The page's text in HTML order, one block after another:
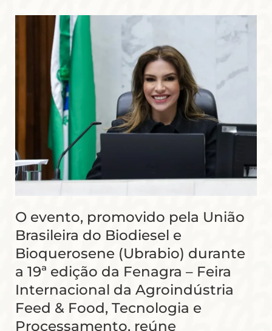
O evento, promovido pela União
Brasileira do Biodiesel e
Bioquerosene (Ubrabio) durante
a 19ª edição da Fenagra – Feira
Internacional da Agroindústria
Feed & Food, Tecnologia e
Processamento, reúne